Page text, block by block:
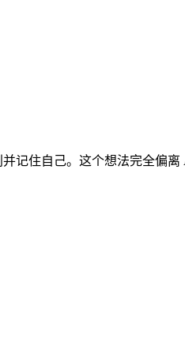
记住自己。这个想法完全偏离